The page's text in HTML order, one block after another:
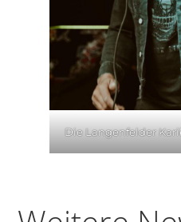
Die Langenfelder